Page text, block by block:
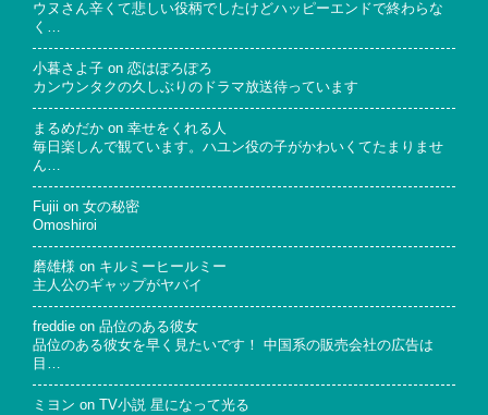
ウヌさん辛くて悲しい役柄でしたけどハッピーエンドで終わらな
く…
小暮さよ子 on 恋はぽろぽろ
カンウンタクの久しぶりのドラマ放送待っています
まるめだか on 幸せをくれる人
毎日楽しんで観ています。ハユン役の子がかわいくてたまりませ
ん…
Fujii on 女の秘密
Omoshiroi
磨雄様 on キルミーヒールミー
主人公のギャップがヤバイ
freddie on 品位のある彼女
品位のある彼女を早く見たいです！ 中国系の販売会社の広告は
目…
ミヨン on
TV小説 星になって光る